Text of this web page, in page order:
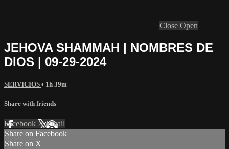
Close Open
JEHOVA SHAMMAH | NOMBRES DE
DIOS | 09-29-2024
SERVICIOS • 1h 39m
Share with friends
Facebook XEmail
Share on Facebook
Share on X